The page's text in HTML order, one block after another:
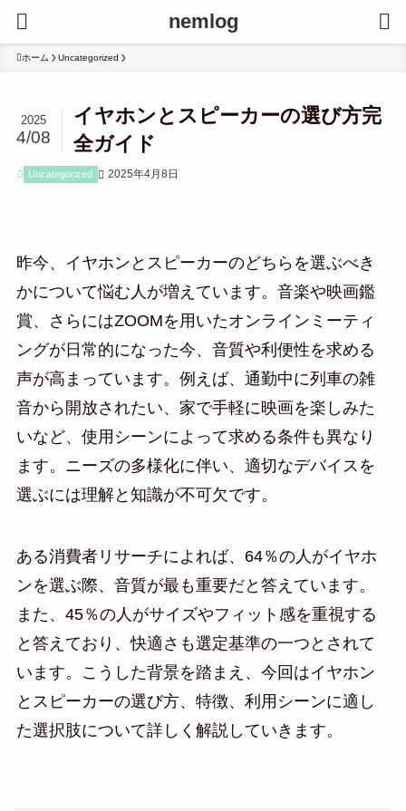
nemlog
ホーム Uncategorized
イヤホンとスピーカーの選び方完
全ガイド
2025
4/08
Uncategorized 2025年4月8日
昨今、イヤホンとスピーカーのどちらを選ぶべき
かについて悩む人が増えています。音楽や映画鑑
賞、さらにはZOOMを用いたオンラインミーティ
ングが日常的になった今、音質や利便性を求める
声が高まっています。例えば、通勤中に列車の雑
音から開放されたい、家で手軽に映画を楽しみた
いなど、使用シーンによって求める条件も異なり
ます。ニーズの多様化に伴い、適切なデバイスを
選ぶには理解と知識が不可欠です。
ある消費者リサーチによれば、64％の人がイヤホ
ンを選ぶ際、音質が最も重要だと答えています。
また、45％の人がサイズやフィット感を重視する
と答えており、快適さも選定基準の一つとされて
います。こうした背景を踏まえ、今回はイヤホン
とスピーカーの選び方、特徴、利用シーンに適し
た選択肢について詳しく解説していきます。